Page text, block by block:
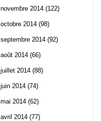
novembre 2014 (122)
octobre 2014 (98)
septembre 2014 (92)
août 2014 (66)
juillet 2014 (88)
juin 2014 (74)
mai 2014 (62)
avril 2014 (77)